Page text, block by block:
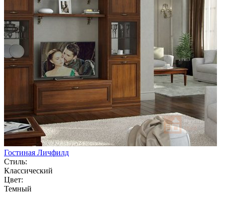
Гостиная Личфилд
Стиль:
Классический
Цвет:
Темный